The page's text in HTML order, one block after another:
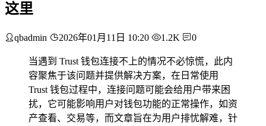
这里
qbadmin 2026年01月11日 10:20 1.2K 0
当遇到 Trust 钱包连接不上的情况不必惊慌，此内
容聚焦于该问题并提供解决方案，在日常使用
Trust 钱包过程中，连接问题可能会给用户带来困
扰，它可能影响用户对钱包功能的正常操作，如资
产查看、交易等，而文章旨在为用户排忧解难，针